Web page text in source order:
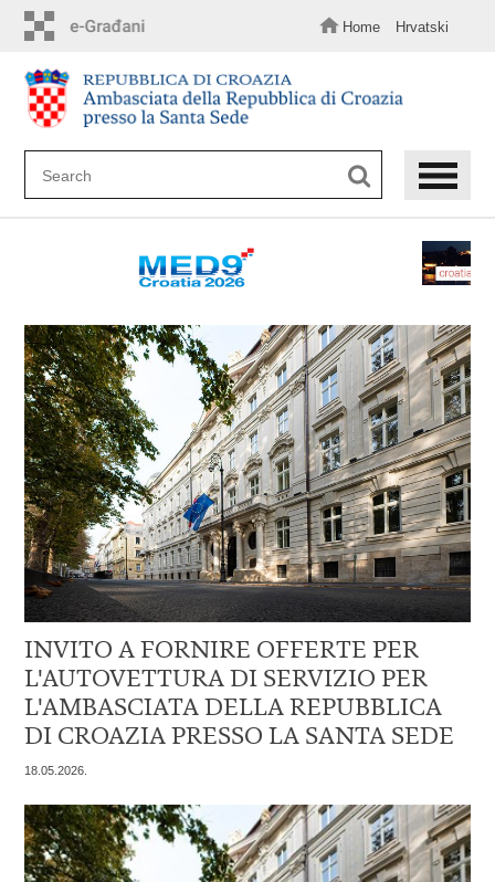
content
Home Hrvatski
INVITO A FORNIRE OFFERTE PER
L'AUTOVETTURA DI SERVIZIO PER
L'AMBASCIATA DELLA REPUBBLICA
DI CROAZIA PRESSO LA SANTA SEDE
18.05.2026.